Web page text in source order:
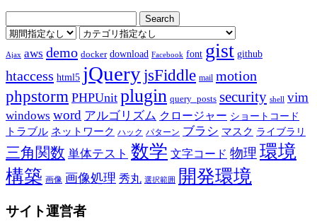
Ajax aws demo docker download Facebook font gist github
htaccess html5 jQuery jsFiddle mail motion
phpstorm PHPUnit plugin query_posts security shell vim
windows word アルゴリズム クロージャー ショートコード
トラブル ネットワーク ハック パターン ブラシ マスク ライブラリ
三角関数 単体テスト 数学 文字コード 物理 環境
構築 画像 画像処理 秀丸 選択範囲 開発環境
サイト運営者